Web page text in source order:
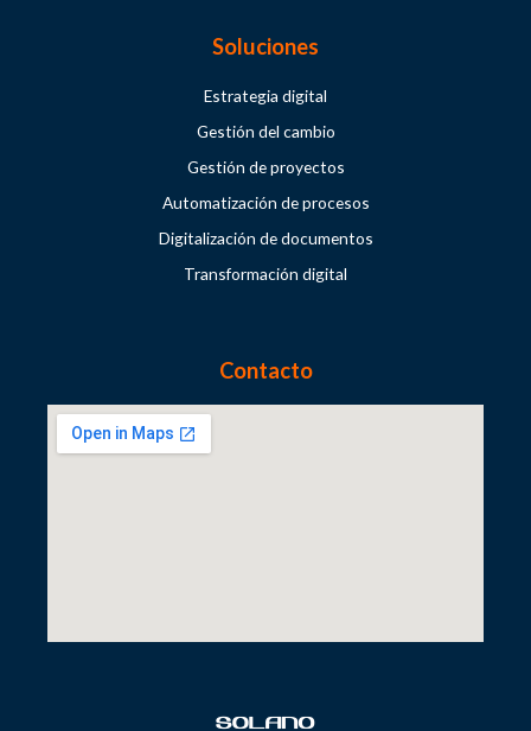
Soluciones
Estrategia digital
Gestión del cambio
Gestión de proyectos
Automatización de procesos
Digitalización de documentos
Transformación digital
Contacto